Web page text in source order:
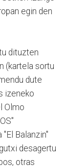
egin den
dituzten
(kartela sortu
dute
izeneko
Olmo
Balanzin"
desagertu
otras